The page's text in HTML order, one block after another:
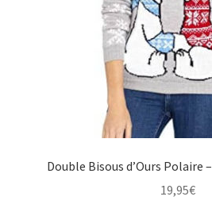
Double Bisous d’Ours Polaire
19,95€